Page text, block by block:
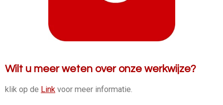
Wilt u meer weten over onze werkwijze?
klik op de Link voor meer informatie.